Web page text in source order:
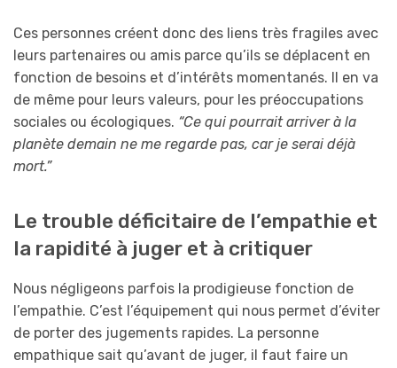
Ces personnes créent donc des liens très fragiles avec
leurs partenaires ou amis parce qu’ils se déplacent en
fonction de besoins et d’intérêts momentanés. Il en va
de même pour leurs valeurs, pour les préoccupations
sociales ou écologiques. “Ce qui pourrait arriver à la
planète demain ne me regarde pas, car je serai déjà
mort.”
Le trouble déficitaire de l’empathie et
la rapidité à juger et à critiquer
Nous négligeons parfois la prodigieuse fonction de
l’empathie. C’est l’équipement qui nous permet d’éviter
de porter des jugements rapides. La personne
empathique sait qu’avant de juger, il faut faire un